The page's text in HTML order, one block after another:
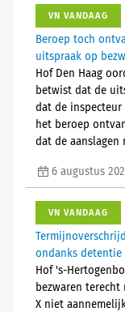
VN VANDAAG
Beroep toch
uitspraak op
Hof Den Haag
betwist dat de
dat de
het beroep
dat de aanslagen
6 augustus
VN VANDAAG
ondanks detentie
Hof 's-
bezwaren
X niet